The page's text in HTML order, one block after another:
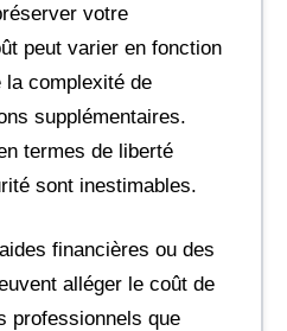
votre
peut varier en fonction
la complexité de
supplémentaires.
termes de liberté
sont inestimables.
financières ou des
alléger le coût de
professionnels que